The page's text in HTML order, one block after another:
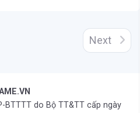
Next
BTTTT do Bộ TT&TT cấp ngày